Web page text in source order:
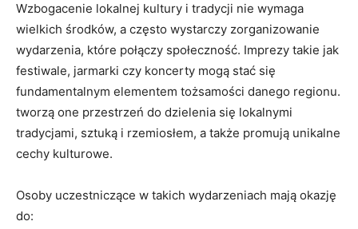
Wzbogacenie lokalnej kultury i tradycji nie wymaga
wielkich środków, a często wystarczy zorganizowanie
wydarzenia, które połączy społeczność. Imprezy takie jak
festiwale, jarmarki czy koncerty mogą stać się
fundamentalnym elementem tożsamości danego regionu.
tworzą one przestrzeń do dzielenia się lokalnymi
tradycjami, sztuką i rzemiosłem, a także promują unikalne
cechy kulturowe.
Osoby uczestniczące w takich wydarzeniach mają okazję
do: